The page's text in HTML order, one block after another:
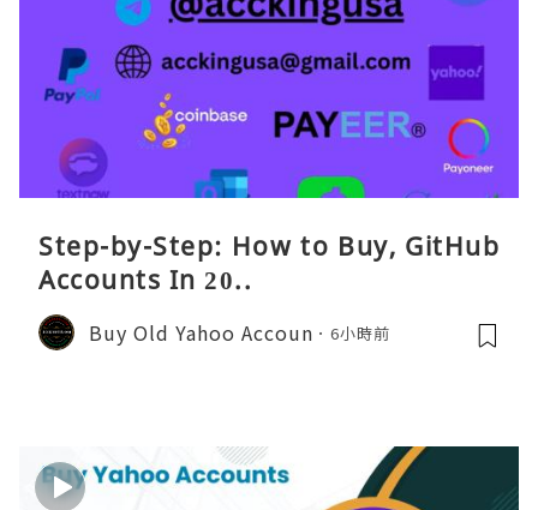
Step-by-Step: How to Buy, GitHub
Accounts In 20..
Buy Old Yahoo Accoun 6小時前